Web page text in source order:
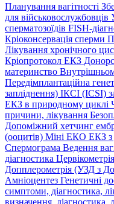
Планування вагітності
для військовослужбовців
сперматозоїдів FISH-
Кріоконсервація сперми
Лікування хронічного
Кріопротокол ЕКЗ
материнство
Передімплантаційна
запліднення) ІКСІ (ICSI)
ЕКЗ в природному циклі
причини, лікування
Допоміжний хетчинг
(ооцитів) Міні ЕКО ЕКЗ з
Спермограма Ведення
діагностика
Допплерометрія (УЗД з
Амніоцентез Генетичні
симптоми, дiагностика,
визначення, діагностика,